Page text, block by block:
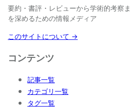
要約・書評・レビューから学術的考察
を深めるための情報メディア
このサイトについて →
コンテンツ
記事一覧
カテゴリ一覧
タグ一覧